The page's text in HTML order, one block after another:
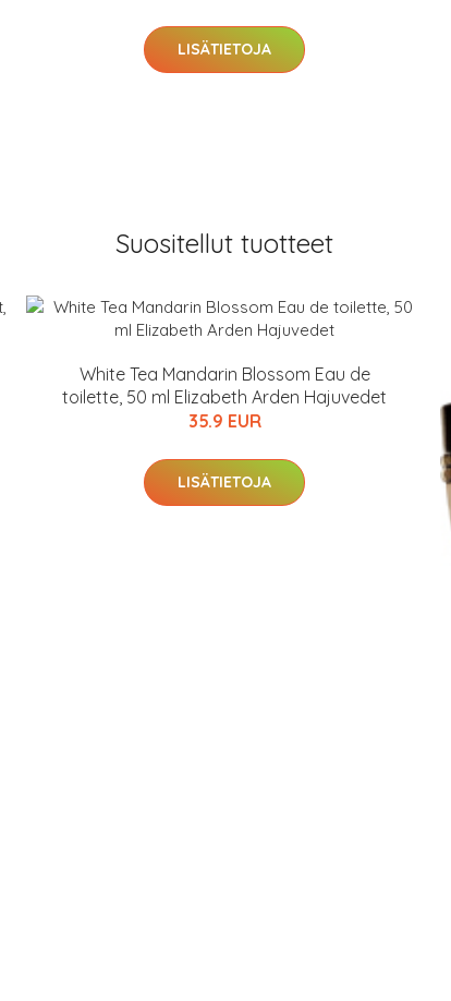
LISÄTIETOJA
Suositellut tuotteet
White Tea Mandarin Blossom Eau de
toilette, 50 ml Elizabeth Arden Hajuvedet
35.9 EUR
LISÄTIETOJA